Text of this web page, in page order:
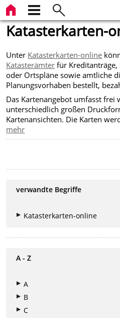
Katasterkarten-
Unter Katasterkarten-online
Katasterämter für
oder Ortspläne sowie amtliche
Planungsvorhaben bestellt,
Das Kartenangebot umfasst frei
unterschiedlich großen
Kartenansichten. Die Karten
mehr
verwandte Begriffe
Katasterkarten-online
A - Z
A
B
C